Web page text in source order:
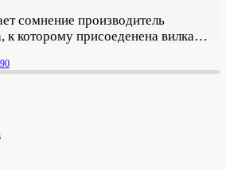
сомнение производитель
к которому присоеденена вилка…